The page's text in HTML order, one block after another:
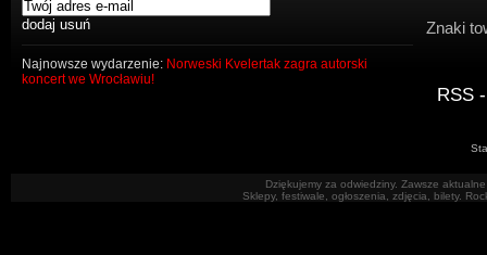
Najnowsze wydarzenie: Norweski Kvelertak zagra autorski
koncert we Wrocławiu!
Znaki
RSS
Dziękujemy za odwiedziny. Zawsze
Sklepy, festiwale, ogłoszenia, zdjęcia, bilety.